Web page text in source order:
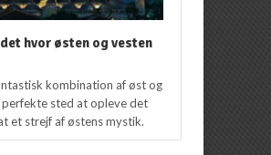
hvor østen og vesten
kombination af øst og
sted at opleve det
et strejf af østens mystik.